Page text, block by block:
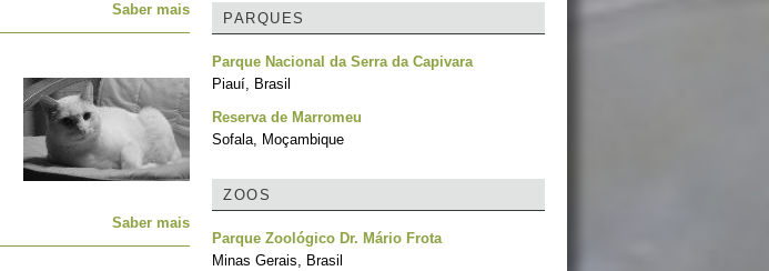
Saber mais
Saber mais
PARQUES
Parque Nacional da Serra da Capivara
Piauí, Brasil
Reserva de Marromeu
Sofala, Moçambique
ZOOS
Parque Zoológico Dr. Mário Frota
Minas Gerais, Brasil